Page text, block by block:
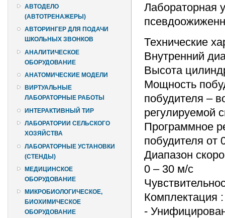
АВТОДЕЛО
(АВТОТРЕНАЖЕРЫ)
АВТОРИНГЕР ДЛЯ ПОДАЧИ
ШКОЛЬНЫХ ЗВОНКОВ
АНАЛИТИЧЕСКОЕ
ОБОРУДОВАНИЕ
АНАТОМИЧЕСКИЕ МОДЕЛИ
ВИРТУАЛЬНЫЕ
ЛАБОРАТОРНЫЕ РАБОТЫ
ИНТЕРАКТИВНЫЙ ТИР
ЛАБОРАТОРИИ СЕЛЬСКОГО
ХОЗЯЙСТВА
ЛАБОРАТОРНЫЕ УСТАНОВКИ
(СТЕНДЫ)
МЕДИЦИНСКОЕ
ОБОРУДОВАНИЕ
МИКРОБИОЛОГИЧЕСКОЕ,
БИОХИМИЧЕСКОЕ
ОБОРУДОВАНИЕ
Лабораторная
Технические
Внутренний
Высота
Мощность
побудителя –
регулируемой
Программное
побудителя от
Диапазон
0 – 30 м/с
Комплектация :
-